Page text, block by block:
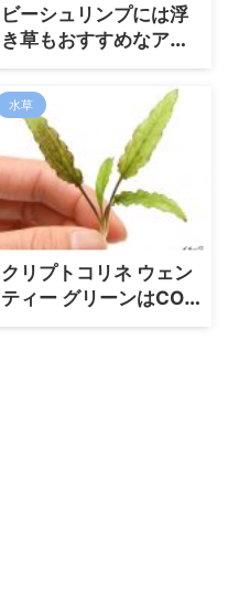
ビーシュリンプには浮
き草もおすすめなアイ
テム3選
水草
クリプトコリネ ウェン
ティー グリーンはCO2
無添加でも育つ水草